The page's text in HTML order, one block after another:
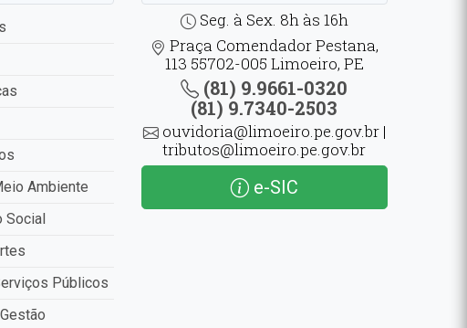
Ambiente
Social
Públicos
Seg. à Sex. 8h às 16h
Praça Comendador Pestana,
113 55702-005 Limoeiro, PE
(81) 9.9661-0320
(81) 9.7340-2503
ouvidoria@limoeiro.pe.gov.br |
tributos@limoeiro.pe.gov.br
e-SIC